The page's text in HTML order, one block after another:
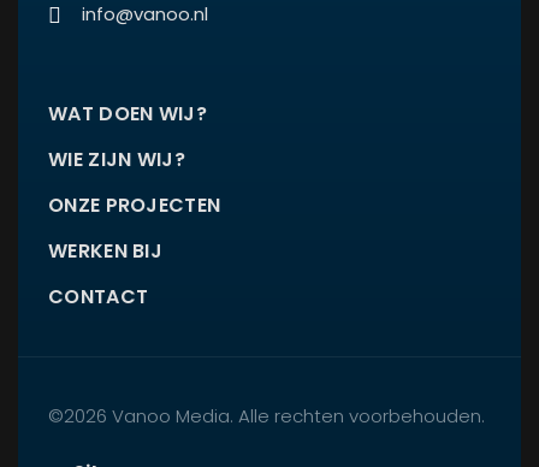
info@vanoo.nl
WAT DOEN WIJ?
WIE ZIJN WIJ?
ONZE PROJECTEN
WERKEN BIJ
CONTACT
©2026 Vanoo Media. Alle rechten voorbehouden.